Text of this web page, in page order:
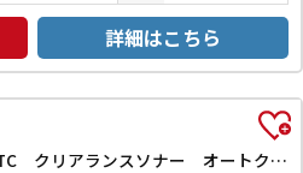
詳細はこちら
GT ドライブレコーダー ETC クリアランスソナー オートクルーズコントロール 衝突被害軽減システム 全周囲カメラ ナビ TV アルミホイール オートライト LEDヘッドランプ サンルーフ AT